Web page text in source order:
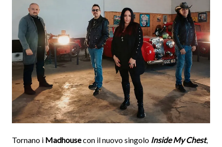
Tornano i Madhousecon il nuovo singolo Inside My Chest,